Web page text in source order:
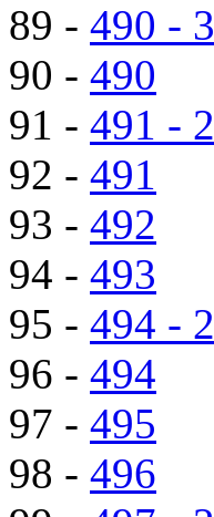
89 - 490 - 3
90 - 490
91 - 491 - 2
92 - 491
93 - 492
94 - 493
95 - 494 - 2
96 - 494
97 - 495
98 - 496